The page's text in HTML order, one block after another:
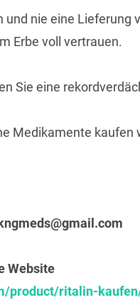
nie eine Lieferung
Erbe voll vertrauen.
Sie eine
Medikamente kaufen
kngmeds@gmail.com
Website
product/ritalin-